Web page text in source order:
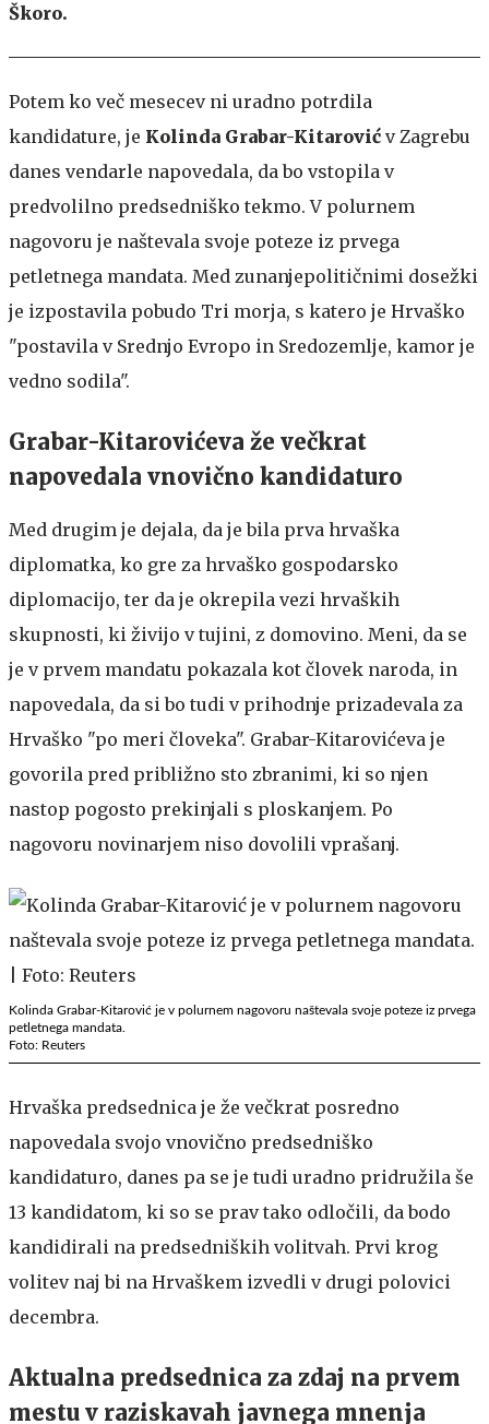
Škoro.
Potem ko več mesecev ni uradno potrdila
kandidature, je Kolinda Grabar-Kitarović v Zagrebu
danes vendarle napovedala, da bo vstopila v
predvolilno predsedniško tekmo. V polurnem
nagovoru je naštevala svoje poteze iz prvega
petletnega mandata. Med zunanjepolitičnimi dosežki
je izpostavila pobudo Tri morja, s katero je Hrvaško
"postavila v Srednjo Evropo in Sredozemlje, kamor je
vedno sodila".
Grabar-Kitarovićeva že večkrat
napovedala vnovično kandidaturo
Med drugim je dejala, da je bila prva hrvaška
diplomatka, ko gre za hrvaško gospodarsko
diplomacijo, ter da je okrepila vezi hrvaških
skupnosti, ki živijo v tujini, z domovino. Meni, da se
je v prvem mandatu pokazala kot človek naroda, in
napovedala, da si bo tudi v prihodnje prizadevala za
Hrvaško "po meri človeka". Grabar-Kitarovićeva je
govorila pred približno sto zbranimi, ki so njen
nastop pogosto prekinjali s ploskanjem. Po
nagovoru novinarjem niso dovolili vprašanj.
Kolinda Grabar-Kitarović je v polurnem nagovoru naštevala svoje poteze iz prvega
petletnega mandata.
Foto: Reuters
Hrvaška predsednica je že večkrat posredno
napovedala svojo vnovično predsedniško
kandidaturo, danes pa se je tudi uradno pridružila še
13 kandidatom, ki so se prav tako odločili, da bodo
kandidirali na predsedniških volitvah. Prvi krog
volitev naj bi na Hrvaškem izvedli v drugi polovici
decembra.
Aktualna predsednica za zdaj na prvem
mestu v raziskavah javnega mnenja